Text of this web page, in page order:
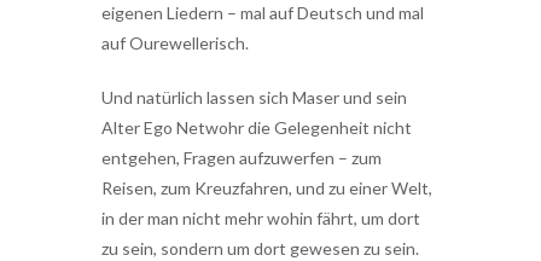
eigenen Liedern – mal auf Deutsch und mal
auf Ourewellerisch.
Und natürlich lassen sich Maser und sein
Alter Ego Netwohr die Gelegenheit nicht
entgehen, Fragen aufzuwerfen – zum
Reisen, zum Kreuzfahren, und zu einer Welt,
in der man nicht mehr wohin fährt, um dort
zu sein, sondern um dort gewesen zu sein.